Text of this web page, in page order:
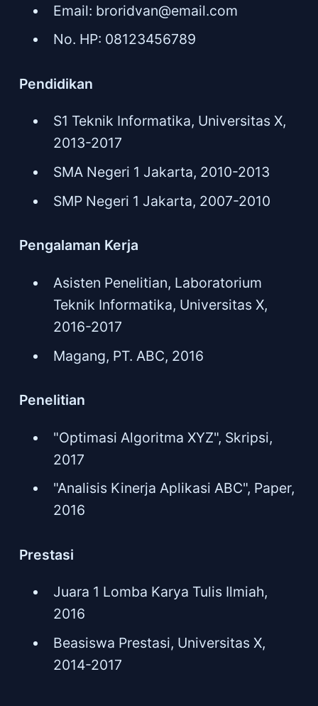
Email: broridvan@email.com
No. HP: 08123456789
Pendidikan
S1 Teknik Informatika, Universitas X,
2013-2017
SMA Negeri 1 Jakarta, 2010-2013
SMP Negeri 1 Jakarta, 2007-2010
Pengalaman Kerja
Asisten Penelitian, Laboratorium
Teknik Informatika, Universitas X,
2016-2017
Magang, PT. ABC, 2016
Penelitian
"Optimasi Algoritma XYZ", Skripsi,
2017
"Analisis Kinerja Aplikasi ABC", Paper,
2016
Prestasi
Juara 1 Lomba Karya Tulis Ilmiah,
2016
Beasiswa Prestasi, Universitas X,
2014-2017